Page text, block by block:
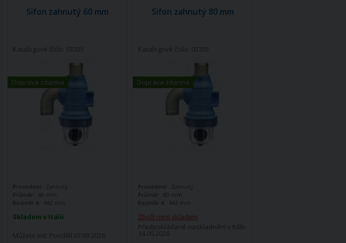
Sifon zahnutý 60 mm
Doprava zdarma
Katalogové číslo: 03301
Skladem v Itálii
Můžete mít: Pondělí 07.09.2026
Provedení: Zahnutý
Průměr: 60 mm
Rozměr A:
442 mm
Sifon zahnutý 80 mm
Doprava zdarma
Katalogové číslo: 03305
Zboží není skladem
Předpokládané naskladnění v Itálii:
14.09.2026
Provedení: Zahnutý
Průměr:
80 mm
Rozměr A:
442 mm